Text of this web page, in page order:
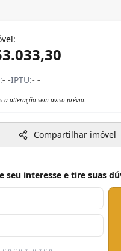
- -IPTU:- -
a alteração sem aviso prévio.
Compartilhar imóvel
seu interesse e tire suas